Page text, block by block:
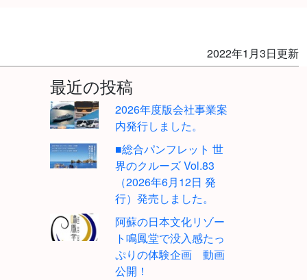
2022年1月3日更新
最近の投稿
2026年度版会社事業案
内発行しました。
■総合パンフレット 世
界のクルーズ Vol.83
（2026年6月12日 発
行）発売しました。
阿蘇の日本文化リゾー
ト鳴鳳堂で没入感たっ
ぷりの体験企画 動画
公開！